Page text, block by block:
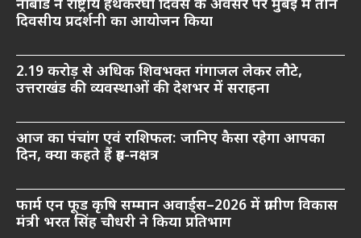
नाबार्ड ने राष्ट्रीय हथकरघा दिवस के अवसर पर मुंबई में तीन
दिवसीय प्रदर्शनी का आयोजन किया
2.19 करोड़ से अधिक शिवभक्त गंगाजल लेकर लौटे,
उत्तराखंड की व्यवस्थाओं की देशभर में सराहना
आज का पंचांग एवं राशिफल: जानिए कैसा रहेगा आपका
दिन, क्या कहते हैं ग्रह-नक्षत्र
फार्म एन फूड कृषि सम्मान अवार्ड्स–2026 में ग्रामीण विकास
मंत्री भरत सिंह चौधरी ने किया प्रतिभाग